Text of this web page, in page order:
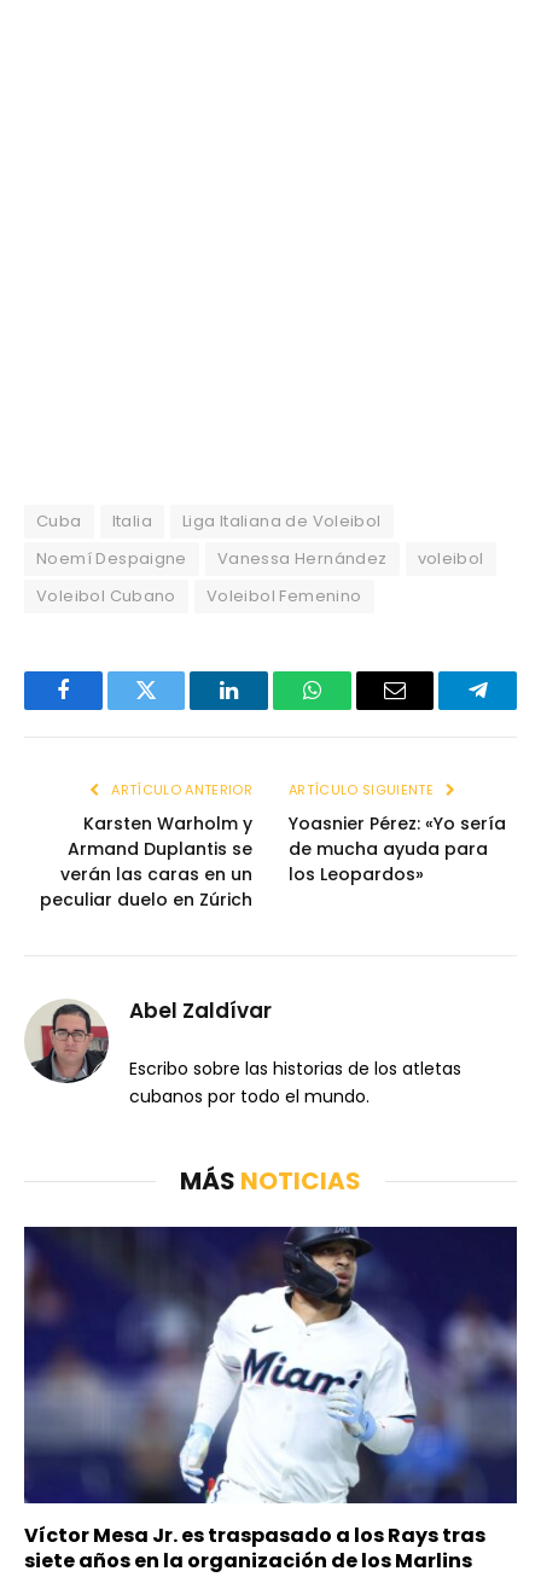
Cuba Italia
Liga Italiana de Voleibol
Noemí Despaigne
Vanessa Hernández
voleibol
Voleibol Cubano
Voleibol Femenino
FacebookTwitter LinkedInWhatsAppEmail
ARTÍCULO ANTERIOR
Karsten Warholm y
Armand Duplantis se
verán las caras en un
peculiar duelo en Zúrich
ARTÍCULO SIGUIENTE
Yoasnier Pérez: «Yo sería
de mucha ayuda para
los Leopardos»
Abel Zaldívar
Escribo sobre las historias de los atletas
cubanos por todo el mundo.
MÁS NOTICIAS
Víctor Mesa Jr. es traspasado a los Rays tras
siete años en la organización de los Marlins